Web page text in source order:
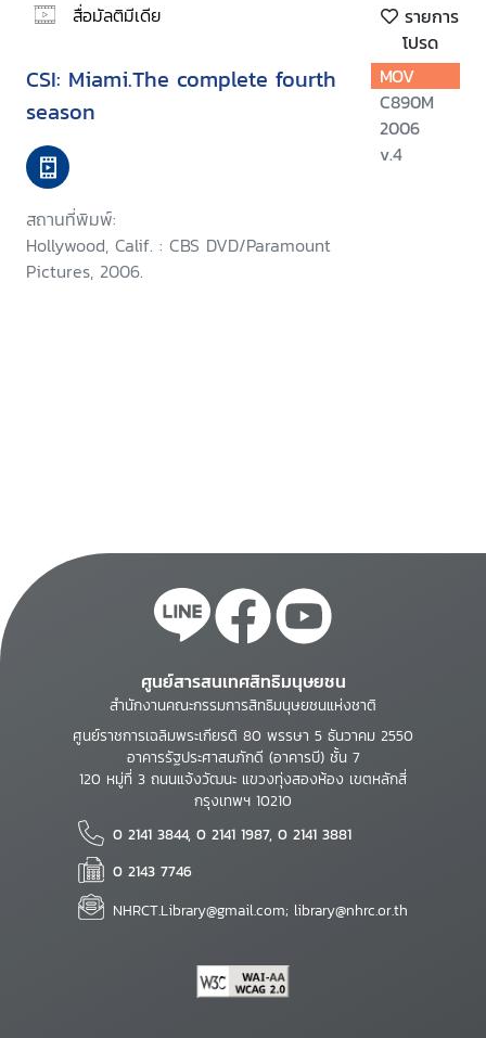
สื่อมัลติมีเดีย
รายการ
โปรด
CSI: Miami.The complete fourth
season
สถานที่พิมพ์:
Hollywood, Calif. : CBS DVD/Paramount
Pictures, 2006.
MOV
C890M
2006
v.4
ศูนย์สารสนเทศสิทธิมนุษยชน
สำนักงานคณะกรรมการสิทธิมนุษยชนแห่งชาติ
ศูนย์ราชการเฉลิมพระเกียรติ 80 พรรษา 5 ธันวาคม 2550
อาคารรัฐประศาสนภักดี (อาคารบี) ชั้น 7
120 หมู่ที่ 3 ถนนแจ้งวัฒนะ แขวงทุ่งสองห้อง เขตหลักสี่
กรุงเทพฯ 10210
0 2141 3844, 0 2141 1987, 0 2141 3881
0 2143 7746
NHRCT.Library@gmail.com; library@nhrc.or.th